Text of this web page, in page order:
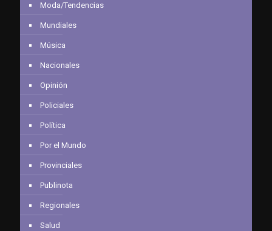
Moda/Tendencias
Mundiales
Música
Nacionales
Opinión
Policiales
Política
Por el Mundo
Provinciales
Publinota
Regionales
Salud